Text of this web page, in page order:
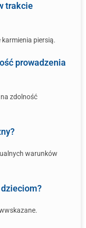
trakcie
karmienia piersią.
prowadzenia
zdolność
warunków